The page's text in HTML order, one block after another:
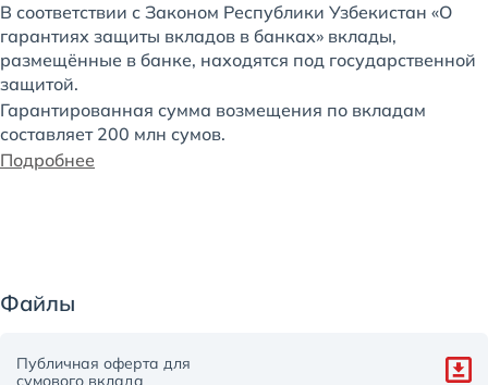
В соответствии с Законом Республики Узбекистан «О
гарантиях защиты вкладов в банках» вклады,
размещённые в банке, находятся под государственной
защитой.
Гарантированная сумма возмещения по вкладам
составляет 200 млн сумов.
Подробнее
Файлы
Публичная оферта для
сумового вклада